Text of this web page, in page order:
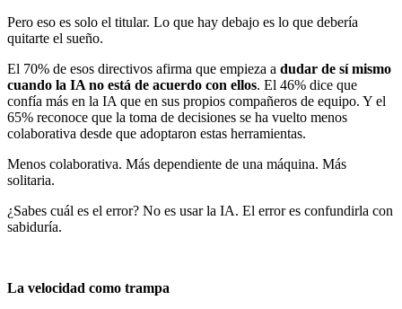
Pero eso es solo el titular. Lo que hay debajo es lo que debería
quitarte el sueño.
El 70% de esos directivos afirma que empieza a dudar de sí mismo
cuando la IA no está de acuerdo con ellos. El 46% dice que
confía más en la IA que en sus propios compañeros de equipo. Y el
65% reconoce que la toma de decisiones se ha vuelto menos
colaborativa desde que adoptaron estas herramientas.
Menos colaborativa. Más dependiente de una máquina. Más
solitaria.
¿Sabes cuál es el error? No es usar la IA. El error es confundirla con
sabiduría.
La velocidad como trampa